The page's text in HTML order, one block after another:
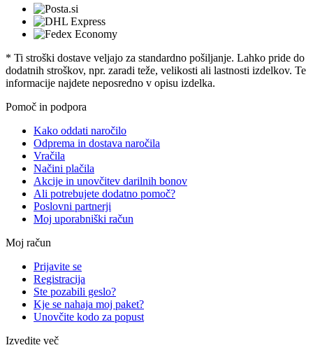
* Ti stroški dostave veljajo za standardno pošiljanje. Lahko pride do
dodatnih stroškov, npr. zaradi teže, velikosti ali lastnosti izdelkov. Te
informacije najdete neposredno v opisu izdelka.
Pomoč in podpora
Kako oddati naročilo
Odprema in dostava naročila
Vračila
Načini plačila
Akcije in unovčitev darilnih bonov
Ali potrebujete dodatno pomoč?
Poslovni partnerji
Moj uporabniški račun
Moj račun
Prijavite se
Registracija
Ste pozabili geslo?
Kje se nahaja moj paket?
Unovčite kodo za popust
Izvedite več